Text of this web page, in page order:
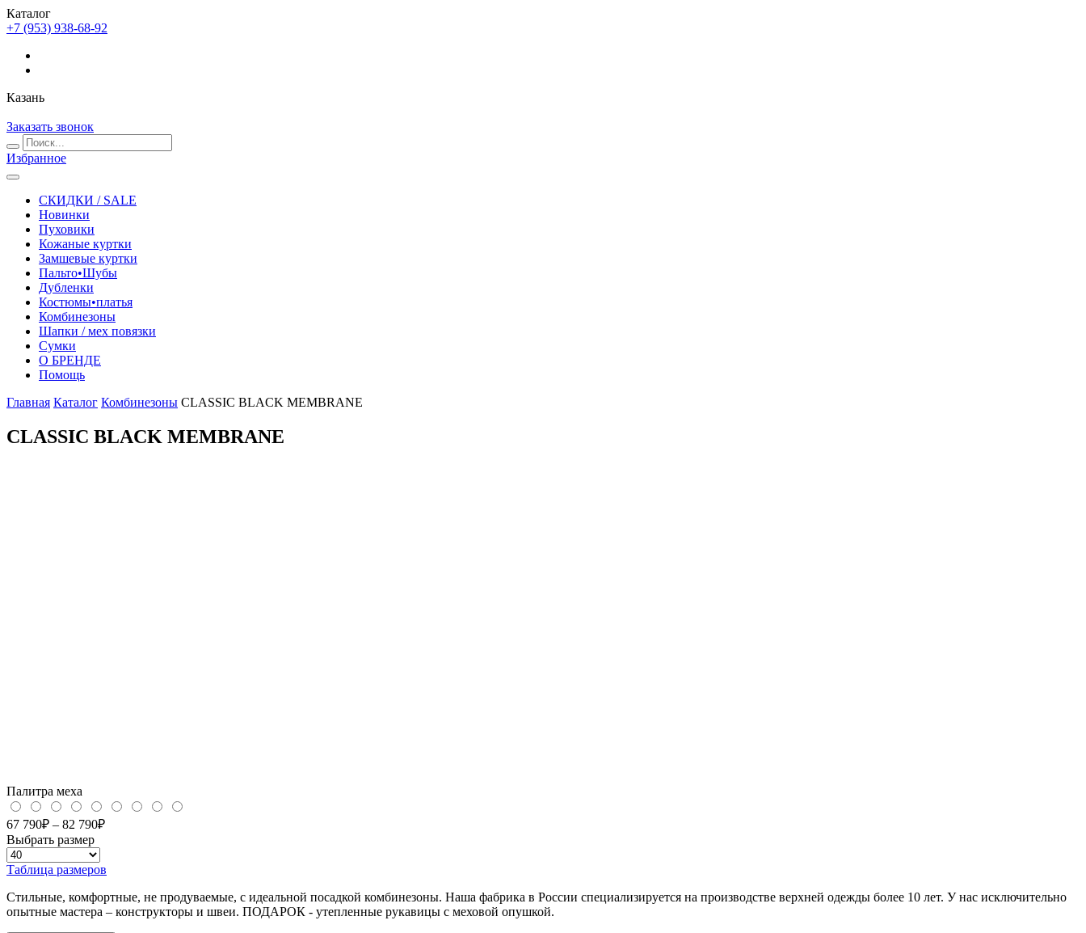
Каталог
+7 (953) 938-68-92
Казань
Заказать звонок
Избранное
СКИДКИ / SALE
Новинки
Пуховики
Кожаные куртки
Замшевые куртки
Пальто•Шубы
Дубленки
Костюмы•платья
Комбинезоны
Шапки / мех повязки
Сумки
О БРЕНДЕ
Помощь
Главная Каталог Комбинезоны CLASSIC BLACK MEMBRANE
CLASSIC BLACK MEMBRANE
Палитра меха
67 790₽ – 82 790₽
Выбрать размер
Таблица размеров
Стильные, комфортные, не продуваемые, с идеальной посадкой комбинезоны. Наша фабрика в России специализируется на производстве верхней одежды более 10 лет. У нас исключительно
опытные мастера – конструкторы и швеи. ПОДАРОК - утепленные рукавицы с меховой опушкой.